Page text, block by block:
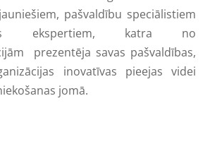
pašvaldību speciālistiem
ekspertiem, katra no
prezentēja savas pašvaldības,
inovatīvas pieejas videi
jomā.